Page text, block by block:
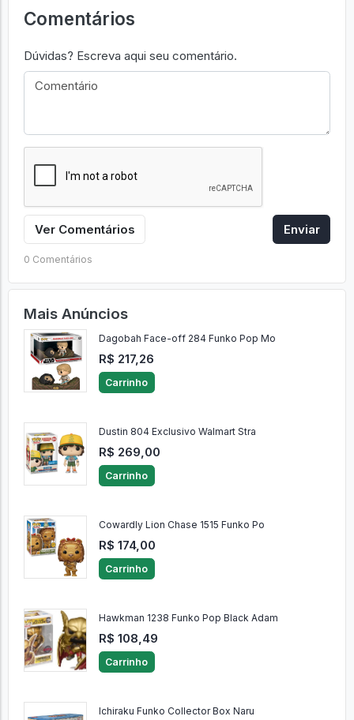
Comentários
Dúvidas? Escreva aqui seu comentário.
Ver Comentários Enviar
0 Comentários
Mais Anúncios
Dagobah Face-off 284 Funko Pop Mo
R$ 217,26
Carrinho
Dustin 804 Exclusivo Walmart Stra
R$ 269,00
Carrinho
Cowardly Lion Chase 1515 Funko Po
R$ 174,00
Carrinho
Hawkman 1238 Funko Pop Black Adam
R$ 108,49
Carrinho
Ichiraku Funko Collector Box Naru